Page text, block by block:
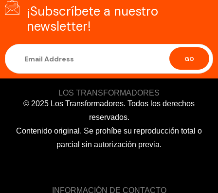
¡Subscríbete a nuestro
newsletter!
GO
LOS TRANSFORMADORES
© 2025 Los Transformadores. Todos los derechos
reservados.
Contenido original. Se prohíbe su reproducción total o
parcial sin autorización previa.
INFORMACIÓN DE CONTACTO